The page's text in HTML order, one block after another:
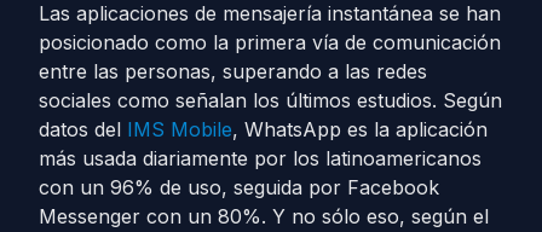
Las aplicaciones de mensajería instantánea se han
posicionado como la primera vía de comunicación
entre las personas, superando a las redes
sociales como señalan los últimos estudios. Según
datos del IMS Mobile, WhatsApp es la aplicación
más usada diariamente por los latinoamericanos
con un 96% de uso, seguida por Facebook
Messenger con un 80%. Y no sólo eso, según el